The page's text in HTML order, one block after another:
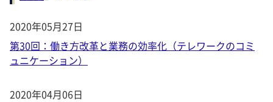
2020年05月27日
第30回：働き方改革と業務の効率化（テレワークのコミ
ュニケーション）
2020年04月06日